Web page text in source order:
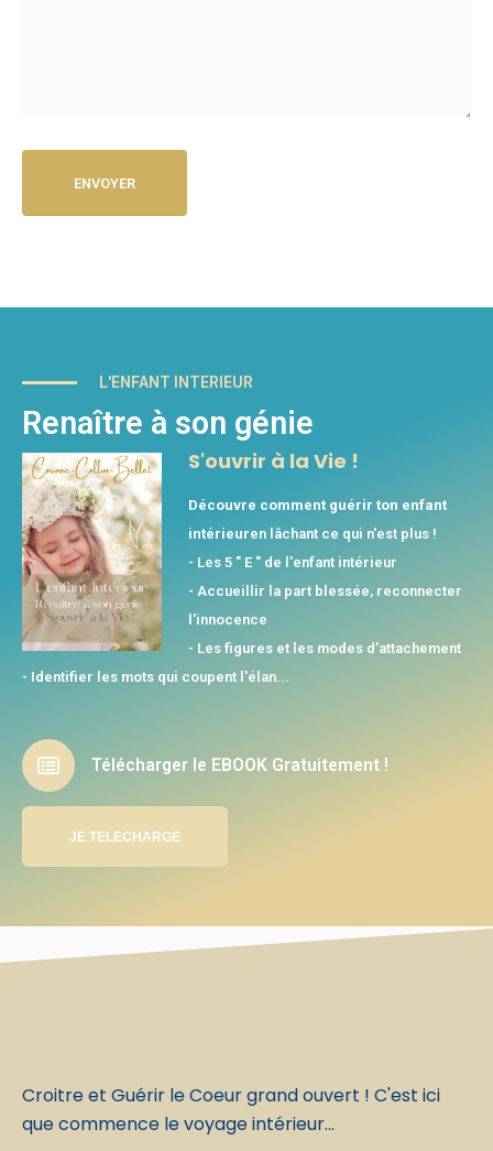
L'ENFANT INTERIEUR
Renaître à son génie
S'ouvrir à la Vie !
Découvre comment guérir ton enfant
intérieuren lâchant ce qui n'est plus !
- Les 5 " E " de l'enfant intérieur
- Accueillir la part blessée, reconnecter
l'innocence
- Les figures et les modes d’attachement
- Identifier les mots qui coupent l'élan...
Télécharger le EBOOK Gratuitement !
JE TELECHARGE
Croitre et Guérir le Coeur grand ouvert ! C'est ici
que commence le voyage intérieur...